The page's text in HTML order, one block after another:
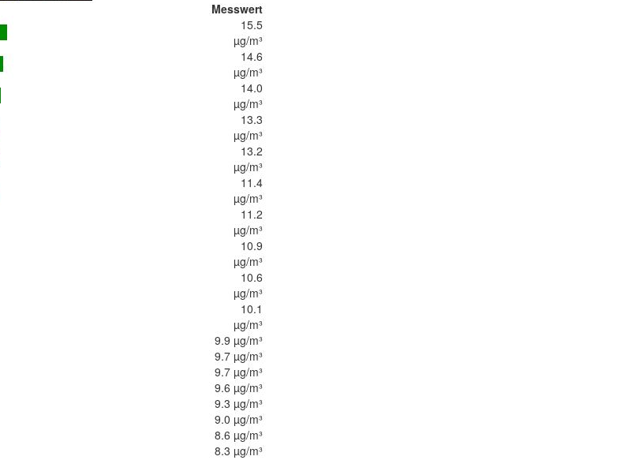
Messwert
15.5
µg/m³
14.6
µg/m³
14.0
µg/m³
13.3
µg/m³
13.2
µg/m³
11.4
µg/m³
11.2
µg/m³
10.9
µg/m³
10.6
µg/m³
10.1
µg/m³
9.9 µg/m³
9.7 µg/m³
9.7 µg/m³
9.6 µg/m³
9.3 µg/m³
9.0 µg/m³
8.6 µg/m³
8.3 µg/m³